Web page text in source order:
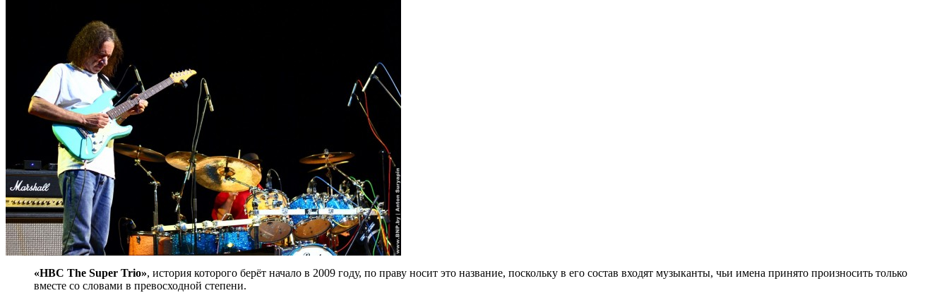
«HBC The Super Trio», история которого берёт начало в 2009 году, по праву носит это название, поскольку в его состав входят музыканты, чьи имена принято произносить только
вместе со словами в превосходной степени.